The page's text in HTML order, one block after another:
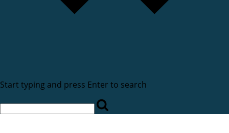
Start typing and press Enter to search